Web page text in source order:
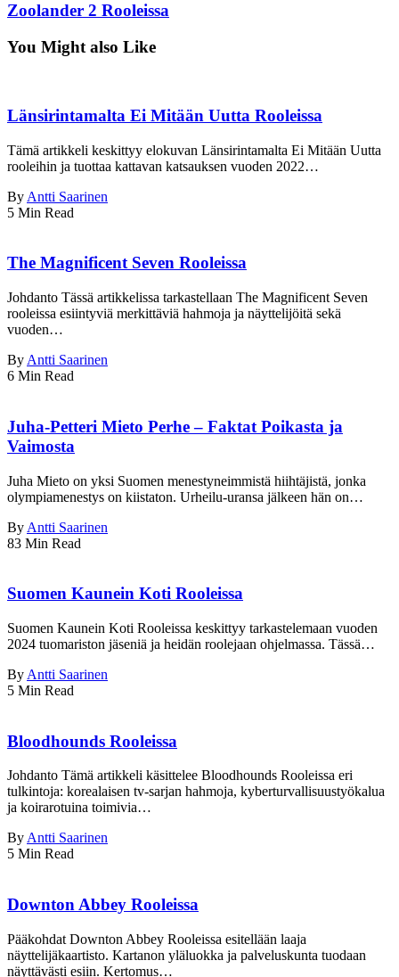
Zoolander 2 Rooleissa
You Might also Like
Länsirintamalta Ei Mitään Uutta Rooleissa
Tämä artikkeli keskittyy elokuvan Länsirintamalta Ei Mitään Uutta
rooleihin ja tuottaa kattavan katsauksen vuoden 2022…
By Antti Saarinen
5 Min Read
The Magnificent Seven Rooleissa
Johdanto Tässä artikkelissa tarkastellaan The Magnificent Seven
rooleissa esiintyviä merkittäviä hahmoja ja näyttelijöitä sekä
vuoden…
By Antti Saarinen
6 Min Read
Juha-Petteri Mieto Perhe – Faktat Poikasta ja
Vaimosta
Juha Mieto on yksi Suomen menestyneimmistä hiihtäjistä, jonka
olympiamenestys on kiistaton. Urheilu-uransa jälkeen hän on…
By Antti Saarinen
83 Min Read
Suomen Kaunein Koti Rooleissa
Suomen Kaunein Koti Rooleissa keskittyy tarkastelemaan vuoden
2024 tuomariston jäseniä ja heidän roolejaan ohjelmassa. Tässä…
By Antti Saarinen
5 Min Read
Bloodhounds Rooleissa
Johdanto Tämä artikkeli käsittelee Bloodhounds Rooleissa eri
tulkintoja: korealaisen tv-sarjan hahmoja, kyberturvallisuustyökalua
ja koirarotuina toimivia…
ByAntti Saarinen
5 Min Read
Downton Abbey Rooleissa
Pääkohdat Downton Abbey Rooleissa esitellään laaja
näyttelijäkaartisto. Kartanon yläluokka ja palveluskunta tuodaan
näyttävästi esiin. Kertomus…